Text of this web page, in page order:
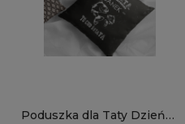
Poduszka dla Taty Dzień